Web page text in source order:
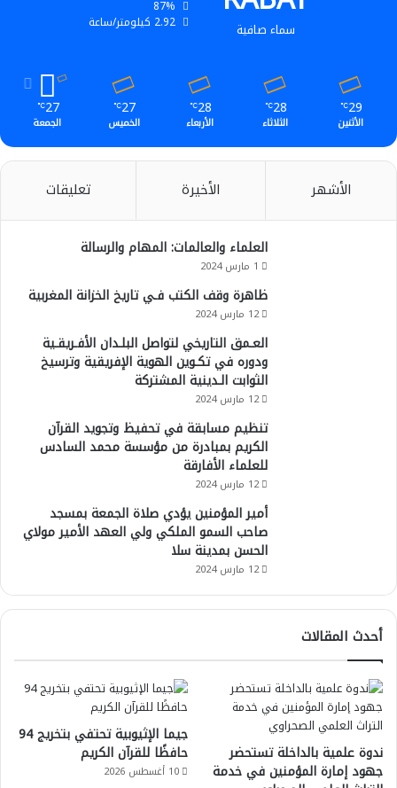
b
سماء صافية
87%
2.92 كيلومتر/ساعة
29
℃
الأثنين
28
℃
الثلاثاء
28
℃
الأربعاء
27
℃
الخميس
27
℃
الجمعة
الأشهر الأخيرة تعليقات
العلماء والعالمات: المهام والرسالة
1 مارس 2024
ظاهرة وقف الكتب فـي تاريخ الخزانة المغربية
12 مارس 2024
العـمق التاريخي لتواصل البلـدان الأفـريقـية
ودوره في تكـوين الهوية الإفريقية وترسيخ
الثوابت الـدينية المشتركة
12 مارس 2024
تنظيم مسابقة في تحفيظ وتجويد القرآن
الكريم بمبادرة من مؤسسة محمد السادس
للعلماء الأفارقة
12 مارس 2024
أمير المؤمنين يؤدي صلاة الجمعة بمسجد
صاحب السمو الملكي ولي العهد الأمير مولاي
الحسن بمدينة سلا
12 مارس 2024
أحدث المقالات
ندوة علمية بالداخلة تستحضر
جهود إمارة المؤمنين في خدمة
جيما الإثيوبية تحتفي بتخريج 94
حافظًا للقرآن الكريم
10 أغسطس 2026